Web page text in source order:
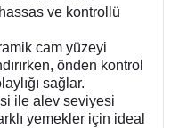
ve kontrollü
cam yüzeyi
önden kontrol
sağlar.
ile alev seviyesi
yemekler için ideal